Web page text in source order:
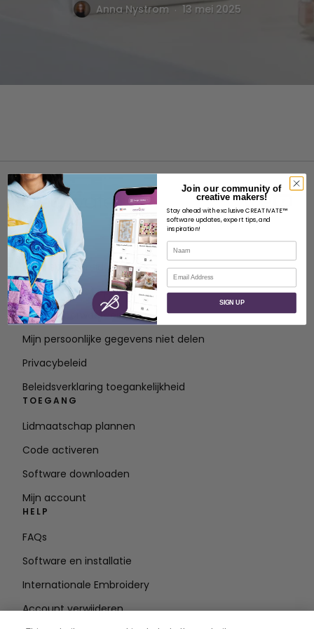
Anna Nystrom . 13 mei 2025
OVER
Over SVP Wereldwijd
Neem contact op met
Servicevoorwaarden
Mijn persoonlijke gegevens niet delen
Privacybeleid
Beleidsverklaring toegankelijkheid
TOEGANG
Lidmaatschap plannen
Code activeren
Software downloaden
Mijn account
HELP
FAQs
Software en installatie
Internationale Embroidery
Account verwijderen
Join our community of
creative makers!
Stay ahead with exclusive CREATIVATE™
software updates, expert tips, and
inspiration!
Naam
E-mail
SIGN UP